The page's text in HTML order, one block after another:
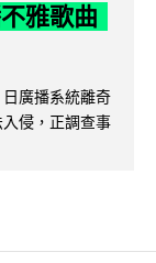
雅歌曲
廣播系統離奇
侵，正調查事